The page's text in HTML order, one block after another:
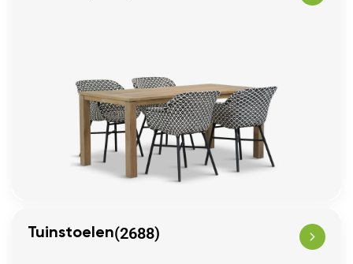
Tuinstoelen(2688)